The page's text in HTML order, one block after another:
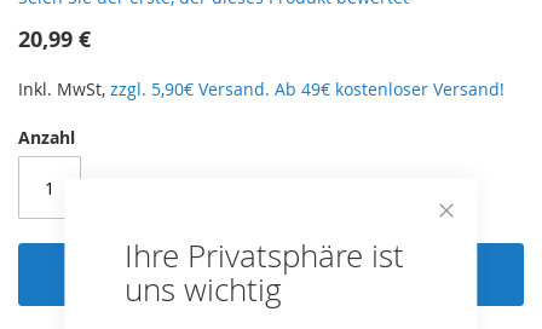
Ihre Privatsphäre ist
uns wichtig
20,99 €
Inkl. MwSt, zzgl. 5,90€ Versand. Ab 49€ kostenloser Versand!
Anzahl
In den Warenkorb